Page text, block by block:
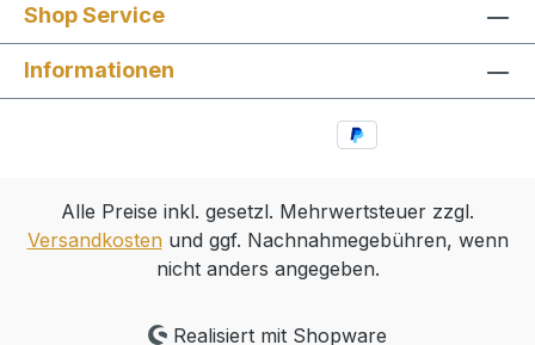
Shop Service
Informationen
Alle Preise inkl. gesetzl. Mehrwertsteuer zzgl.
Versandkostenund ggf. Nachnahmegebühren, wenn
nicht anders angegeben.
Realisiert mit Shopware